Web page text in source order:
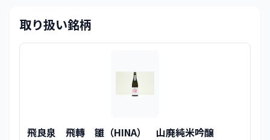
取り扱い銘柄
飛良泉 飛轉 雛（HINA） 山廃純米吟醸